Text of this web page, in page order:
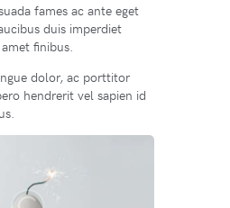
fames ac ante eget
duis imperdiet
finibus.
dolor, ac porttitor
hendrerit vel sapien id